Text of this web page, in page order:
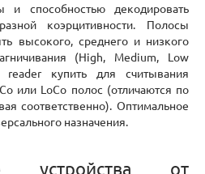
и способностью декодировать
коэрцитивности. Полосы
высокого, среднего и низкого
(High, Medium, Low
купить для считывания
или LoCo полос (отличаются по
соответственно). Оптимальное
назначения.
устройства от